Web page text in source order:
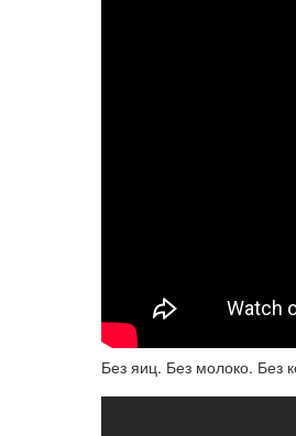
Без яиц. Без молоко. Без